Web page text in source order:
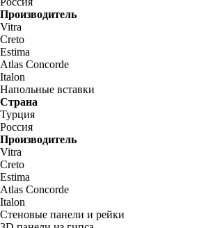
Производитель
Vitra
Creto
Estima
Atlas Concorde
Italon
Напольные вставки
Страна
Турция
Россия
Производитель
Vitra
Creto
Estima
Atlas Concorde
Italon
Стеновые панели и рейки